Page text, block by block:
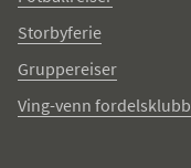
Storbyferie
Gruppereiser
Ving-venn fordelsklubb